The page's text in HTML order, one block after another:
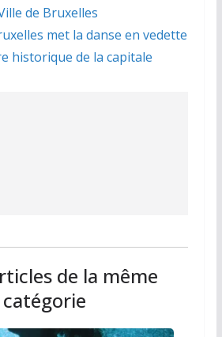
de Bruxelles
met la danse en vedette
historique de la capitale
de la même
catégorie